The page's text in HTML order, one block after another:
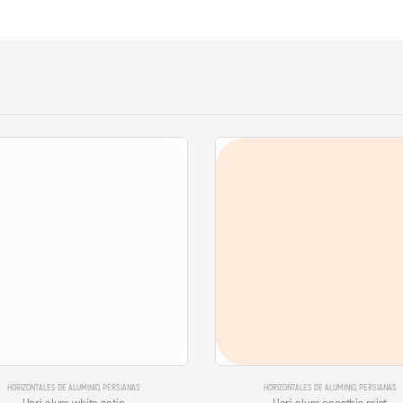
HORIZONTALES DE ALUMINIO,PERSIANAS HORIZONTALES DE ALUMINIO,PERSIANAS